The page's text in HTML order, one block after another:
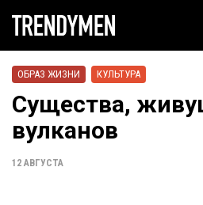
ОБРАЗ ЖИЗНИ КУЛЬТУРА
Существа,
вулканов
12 АВГУСТА